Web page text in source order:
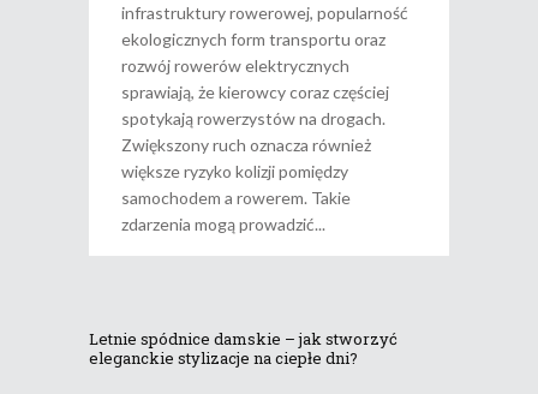
infrastruktury rowerowej, popularność
ekologicznych form transportu oraz
rozwój rowerów elektrycznych
sprawiają, że kierowcy coraz częściej
spotykają rowerzystów na drogach.
Zwiększony ruch oznacza również
większe ryzyko kolizji pomiędzy
samochodem a rowerem. Takie
zdarzenia mogą prowadzić
Letnie spódnice damskie – jak stworzyć
eleganckie stylizacje na ciepłe dni?